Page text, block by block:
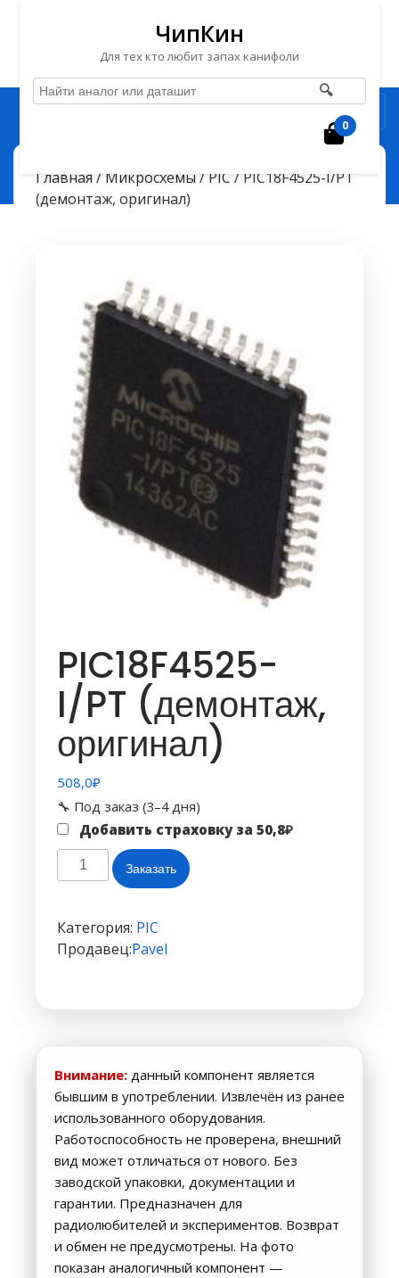
Перейти
содержимому
ЧипКин
Для тех кто любит запах канифоли
🔍
0
ЧипКин> > PIC18F4525-I/PT (демонтаж, оригинал)
Главная/ Микросхемы/ PIC / PIC18F4525-I/PT
(демонтаж, оригинал)
PIC18F4525-
I/PT (демонтаж,
оригинал)
508,0₽
🔧 Под заказ (3–4 дня)
Добавить страховку за 50,8₽
Количество
товара
I/PT
(демонтаж,
Заказать
Категория: PIC
Продавец:Pavel
Внимание: данный компонент является
бывшим в употреблении. Извлечён из ранее
использованного оборудования.
Работоспособность не проверена, внешний
вид может отличаться от нового. Без
заводской упаковки, документации и
гарантии. Предназначен для
радиолюбителей и экспериментов. Возврат
и обмен не предусмотрены. На фото
показан аналогичный компонент —